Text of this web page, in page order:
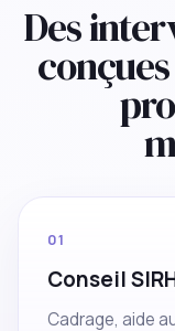
Des
01
Conseil
Cadrage, aide